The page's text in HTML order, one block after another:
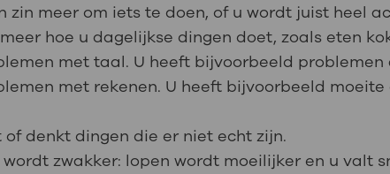
zin meer om iets te doen, of u wordt juist heel
hoe u dagelijkse dingen doet, zoals eten
met taal. U heeft bijvoorbeeld
met rekenen. U heeft bijvoorbeeld
of denkt dingen die er niet echt zijn.
zwakker: lopen wordt moeilijker en u valt